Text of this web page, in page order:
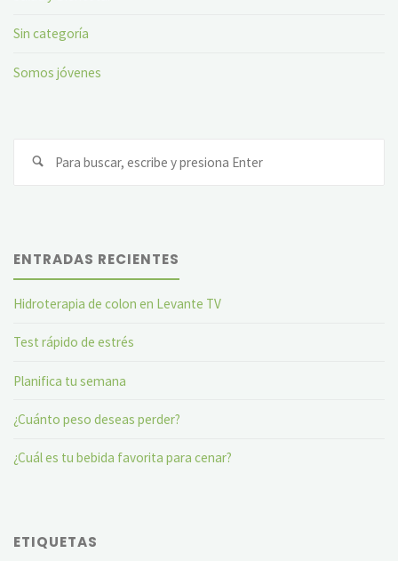
Sin categoría
Somos jóvenes
ENTRADAS RECIENTES
Hidroterapia de colon en Levante TV
Test rápido de estrés
Planifica tu semana
¿Cuánto peso deseas perder?
¿Cuál es tu bebida favorita para cenar?
ETIQUETAS